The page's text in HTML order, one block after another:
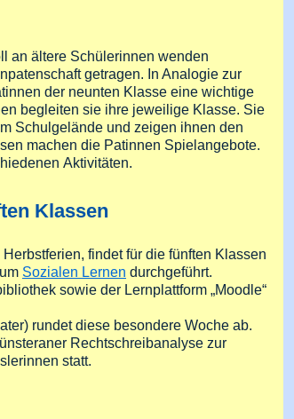
an ältere Schülerinnen wenden
getragen. In Analogie zur
der neunten Klasse eine wichtige
begleiten sie ihre jeweilige Klasse. Sie
Schulgelände und zeigen ihnen den
machen die Patinnen Spielangebote.
Aktivitäten.
Klassen
findet für die fünften Klassen
Sozialen Lernen durchgeführt.
sowie der Lernplattform „Moodle“
rundet diese besondere Woche ab.
Rechtschreibanalyse zur
statt.